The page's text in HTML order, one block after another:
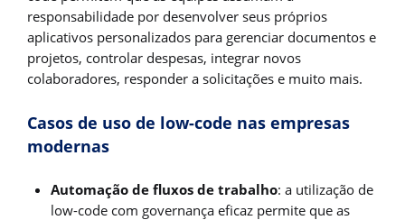
responsabilidade por desenvolver seus próprios
aplicativos personalizados para gerenciar documentos e
projetos, controlar despesas, integrar novos
colaboradores, responder a solicitações e muito mais.
Casos de uso de low-code nas empresas
modernas
Automação de fluxos de trabalho: a utilização de
low-code com governança eficaz permite que as